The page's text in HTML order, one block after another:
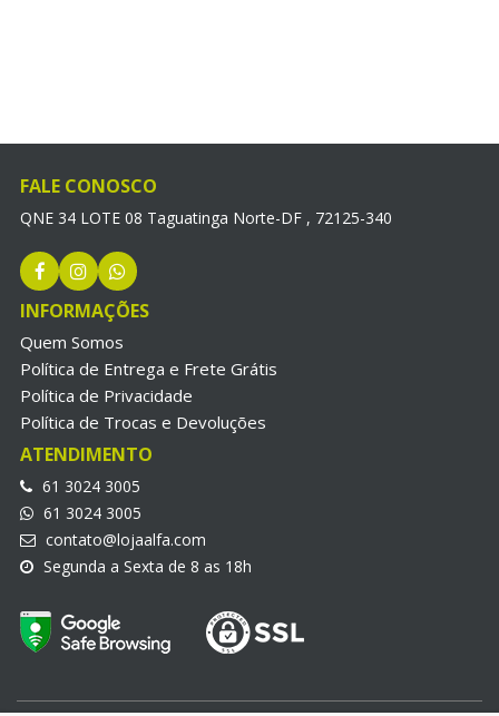
FALE CONOSCO
QNE 34 LOTE 08 Taguatinga Norte-DF , 72125-340
INFORMAÇÕES
Quem Somos
Política de Entrega e Frete Grátis
Política de Privacidade
Política de Trocas e Devoluções
ATENDIMENTO
61 3024 3005
61 3024 3005
contato@lojaalfa.com
Segunda a Sexta de 8 as 18h